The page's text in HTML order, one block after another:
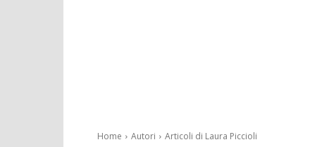
Home Autori Articoli di Laura Piccioli